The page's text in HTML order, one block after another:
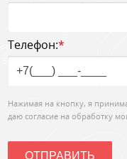
Телефон:*
Нажимая на кнопку, я
даю согласие на обработку
ОТПРАВИТЬ